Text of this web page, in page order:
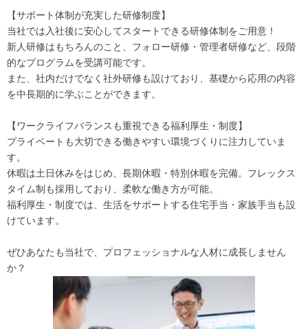
【サポート体制が充実した研修制度】
当社では入社後に安心してスタートできる研修体制をご用意！
新人研修はもちろんのこと、フォロー研修・管理者研修など、段階
的なプログラムを受講可能です。
また、社内だけでなく社外研修も設けており、基礎から応用の内容
を中長期的に学ぶことができます。
【ワークライフバランスも重視できる福利厚生・制度】
プライベートも大切できる働きやすい環境づくりに注力していま
す。
休暇は土日休みをはじめ、長期休暇・特別休暇を完備。フレックス
タイム制も採用しており、柔軟な働き方が可能。
福利厚生・制度では、生活をサポートする住宅手当・家族手当も設
けています。
ぜひあなたも当社で、プロフェッショナルな人材に成長しません
か？